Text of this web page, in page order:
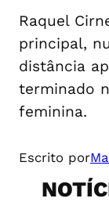
Raquel
principal,
distância
terminado
feminina.
Escrito por